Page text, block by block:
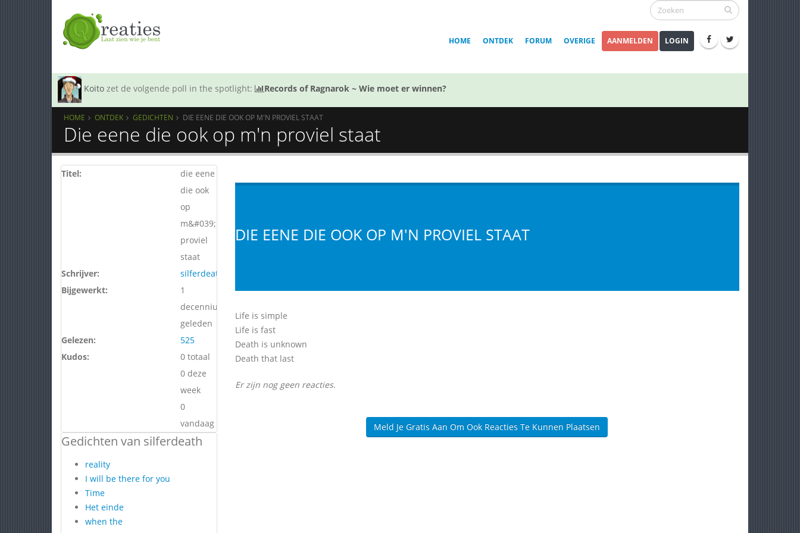
HOME ONTDEK FORUM OVERIGE AANMELDEN LOGIN
Koito zet de volgende poll in the spotlight: Records of Ragnarok ~ Wie moet er winnen?
HOME ONTDEK GEDICHTEN DIE EENE DIE OOK OP M'N PROVIEL STAAT
Die eene die ook op m'n proviel staat
Titel:
die eene
die ook
op
m&#039;n
proviel
staat
Schrijver:
silferdeath
Bijgewerkt:
1
decennium
geleden
Gelezen:
525
Kudos:
0 totaal
0 deze
week
0
vandaag
Gedichten van silferdeath
reality
I will be there for you
Time
Het einde
when the
DIE EENE DIE OOK OP M'N PROVIEL STAAT
Life is simple
Life is fast
Death is unknown
Death that last
Er zijn nog geen reacties.
Meld Je Gratis Aan Om Ook Reacties Te Kunnen Plaatsen